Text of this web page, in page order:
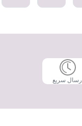
ارسال سریع